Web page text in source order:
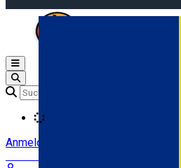
Open main menu
Anmeldung